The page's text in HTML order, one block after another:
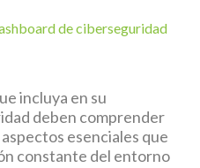
de ciberseguridad
incluya en su
deben comprender
esenciales que
constante del entorno